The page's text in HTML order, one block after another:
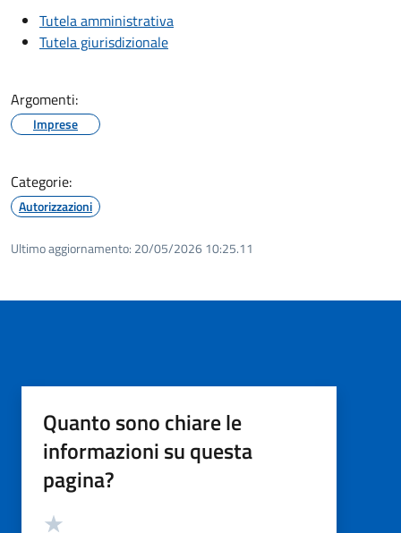
Tutela amministrativa
Tutela giurisdizionale
Argomenti:
Imprese
Categorie:
Autorizzazioni
Ultimo aggiornamento: 20/05/2026 10:25.11
Quanto sono chiare le
informazioni su questa
pagina?
Valutazione